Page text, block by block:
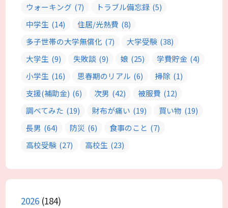
ウォーキング (7) トラブル備忘録 (5)
中学生 (14) 住居/光熱費 (8)
多子世帯の大学無償化 (7) 大学受験 (38)
大学生 (9) 失敗談 (9) 娘 (25) 学費貯金 (4)
小学生 (16) 思春期のリアル (6) 掃除 (1)
支援(補助金) (6) 次男 (42) 被服費 (12)
調べてみた (19) 財布が痛い (19) 買い物 (19)
長男 (64) 防災 (6) 食事のこと (7)
高校受験 (27) 高校生 (23)
2026 (184)